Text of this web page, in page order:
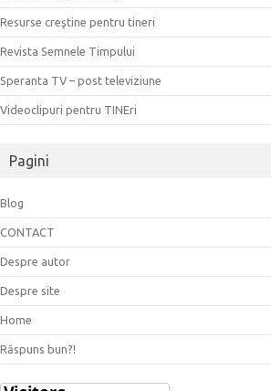
Resurse creştine pentru tineri
Revista Semnele Timpului
Speranta TV – post televiziune
Videoclipuri pentru TINEri
Pagini
Blog
CONTACT
Despre autor
Despre site
Home
Răspuns bun?!